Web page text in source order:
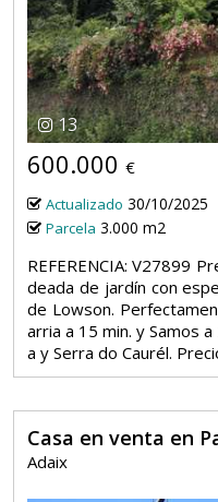
13
600.000 €
Actualizado 30/10/2025
Parcela 3.000 m2
REFERENCIA: V27899
deada de jardín con
de Lowson.
arria a 15 min. y Samos
a y Serra do Caurél.
Casa en venta en
Adaix